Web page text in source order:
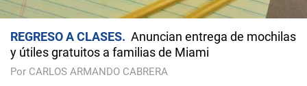
REGRESO A CLASES
Anuncian entrega de mochilas
y útiles gratuitos a familias de Miami
Por CARLOS ARMANDO CABRERA